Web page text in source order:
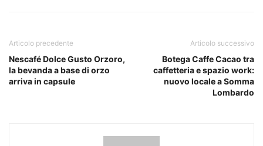
Articolo precedente
Nescafé Dolce Gusto Orzoro,
la bevanda a base di orzo
arriva in capsule
Articolo successivo
Botega Caffe Cacao tra
caffetteria e spazio work:
nuovo locale a Somma
Lombardo